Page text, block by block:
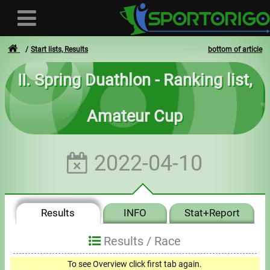
User
Login
- - -
Invoices
bottom of article
Start lists, Results
II. Spring Duathlon - Ranking list,
Amateur Cup
2022-04-10
Results INFO Stat+Report
Results / Race
To see Overview click first tab again.